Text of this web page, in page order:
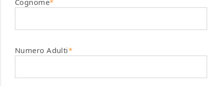
Numero Adulti*